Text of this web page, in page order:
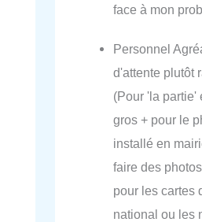
face à mon
Personnel
d'attente plutôt
(Pour 'la partie'
gros + pour le
installé en
faire des
pour les cartes
national ou les